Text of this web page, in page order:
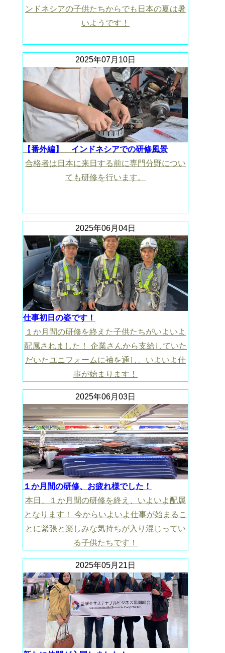
ンドネシアの子供たちからでも日本の夏は暑
いようです！
2025年07月10日
【番外編】 インドネシアでの研修風景
合格者は日本に来日する前に専門分野につい
ても研修を行います。
2025年06月04日
仕事初日の姿です！
１か月間の研修を終えた子供たちがいよいよ
配属されました！ 企業さんから支給していた
だいたユニフォームに袖を通し、いよいよ仕
事が始まります！
2025年06月03日
１か月間の研修、お疲れ様でした！
本日、１か月間の研修を終え、いよいよ配属
となります！ 今からいよいよ仕事が始まるこ
とに緊張と楽しみな気持ちが入り混じってい
る子供たちです！
2025年05月21日